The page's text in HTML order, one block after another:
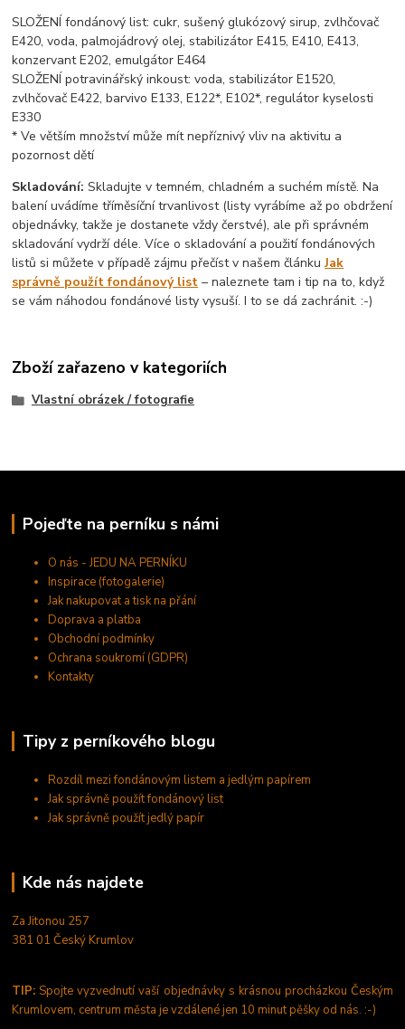
SLOŽENÍ fondánový list: cukr, sušený glukózový sirup, zvlhčovač
E420, voda, palmojádrový olej, stabilizátor E415, E410, E413,
konzervant E202, emulgátor E464
SLOŽENÍ potravinářský inkoust: voda, stabilizátor E1520,
zvlhčovač E422, barvivo E133, E122*, E102*, regulátor kyselosti
E330
* Ve větším množství může mít nepříznivý vliv na aktivitu a
pozornost dětí
Skladování: Skladujte v temném, chladném a suchém místě. Na
balení uvádíme tříměsíční trvanlivost (listy vyrábíme až po obdržení
objednávky, takže je dostanete vždy čerstvé), ale při správném
skladování vydrží déle. Více o skladování a použití fondánových
listů si můžete v případě zájmu přečíst v našem článkuJak
správně použít fondánový list – naleznete tam i tip na to, když
se vám náhodou fondánové listy vysuší. I to se dá zachránit. :-)
Zboží zařazeno v kategoriích
Vlastní obrázek / fotografie
Pojeďte na perníku s námi
O nás - JEDU NA PERNÍKU
Inspirace (fotogalerie)
Jak nakupovat a tisk na přání
Doprava a platba
Obchodní podmínky
Ochrana soukromí (GDPR)
Kontakty
Tipy z perníkového blogu
Rozdíl mezi fondánovým listem a jedlým papírem
Jak správně použít fondánový list
Jak správně použít jedlý papír
Kde nás najdete
Za Jitonou 257
381 01 Český Krumlov
TIP: Spojte vyzvednutí vaší objednávky s krásnou procházkou Českým
Krumlovem, centrum města je vzdálené jen 10 minut pěšky od nás. :-)